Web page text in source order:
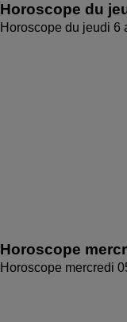
Horoscope du
Horoscope du jeudi 6
Horoscope
Horoscope mercredi